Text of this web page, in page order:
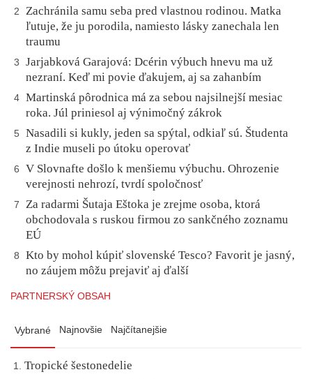
2
Zachránila samu seba pred vlastnou rodinou. Matka
ľutuje, že ju porodila, namiesto lásky zanechala len
traumu
3
Jarjabková Garajová: Dcérin výbuch hnevu ma už
nezraní. Keď mi povie ďakujem, aj sa zahanbím
4 Martinská pôrodnica má za sebou najsilnejší mesiac
roka. Júl priniesol aj výnimočný zákrok
5
Nasadili si kukly, jeden sa spýtal, odkiaľ sú. Študenta
z Indie museli po útoku operovať
6
V Slovnafte došlo k menšiemu výbuchu. Ohrozenie
verejnosti nehrozí, tvrdí spoločnosť
7
Za radarmi Šutaja Eštoka je zrejme osoba, ktorá
obchodovala s ruskou firmou zo sankčného zoznamu
EÚ
8
Kto by mohol kúpiť slovenské Tesco? Favorit je jasný,
no záujem môžu prejaviť aj ďalší
PARTNERSKÝ OBSAH
Vybrané Najnovšie Najčítanejšie
Tropické šestonedelie